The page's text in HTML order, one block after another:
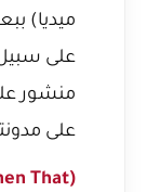
ميديا)
على سبيل
منشور
على
That):